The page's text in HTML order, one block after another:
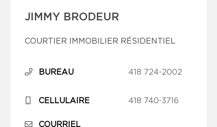
JIMMY BRODEUR
COURTIER IMMOBILIER RÉSIDENTIEL
BUREAU 418 724-2002
CELLULAIRE 418 740-3716
COURRIEL